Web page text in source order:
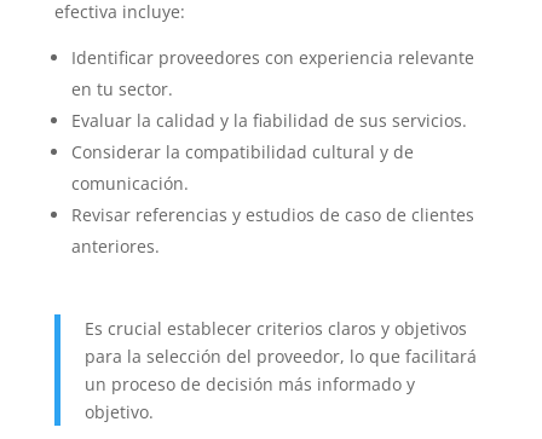
efectiva incluye:
Identificar proveedores con experiencia relevante
en tu sector.
Evaluar la calidad y la fiabilidad de sus servicios.
Considerar la compatibilidad cultural y de
comunicación.
Revisar referencias y estudios de caso de clientes
anteriores.
Es crucial establecer criterios claros y objetivos
para la selección del proveedor, lo que facilitará
un proceso de decisión más informado y
objetivo.